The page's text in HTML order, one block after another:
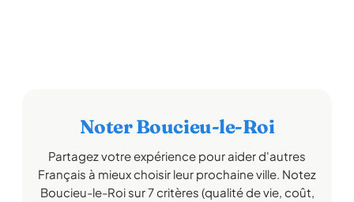
Noter Boucieu-le-Roi
Partagez votre expérience pour aider d'autres
Français à mieux choisir leur prochaine ville. Notez
Boucieu-le-Roi sur 7 critères (qualité de vie, coût,